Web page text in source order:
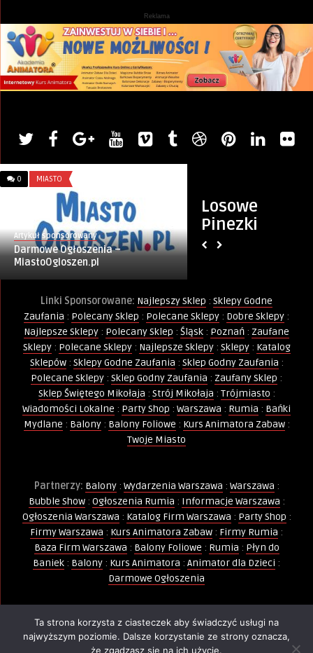
Reklama
Losowe
Pinezki
0 MIASTO
Artykuł sponsorowany
Darmowe Ogłoszenia –
MiastoOgloszen.pl
Linki Sponsorowane: Najlepszy Sklep : Sklepy Godne
Zaufania : Polecany Sklep : Polecane Sklepy : Dobre Sklepy :
Najlepsze Sklepy : Polecany Sklep : Śląsk : Poznań : Zaufane
Sklepy: Polecane Sklepy: Najlepsze Sklepy: Sklepy: Katalog
Sklepów: Sklepy Godne Zaufania : Sklep Godny Zaufania :
Polecane Sklepy : Sklep Godny Zaufania : Zaufany Sklep :
Sklep Świętego Mikołaja : Strój Mikołaja : Trójmiasto :
Wiadomości Lokalne : Party Shop : Warszawa : Rumia : Bańki
Mydlane : Balony: Balony Foliowe : Kurs Animatora Zabaw:
Twoje Miasto
Partnerzy: Balony: Wydarzenia Warszawa : Warszawa :
Bubble Show: Ogłoszenia Rumia : Informacje Warszawa :
Ogłoszenia Warszawa : Katalog Firm Warszawa : Party Shop :
Firmy Warszawa : Kurs Animatora Zabaw : Firmy Rumia :
Baza Firm Warszawa : Balony Foliowe : Rumia : Płyn do
Baniek : Balony : Kurs Animatora : Animator dla Dzieci :
Darmowe Ogłoszenia
Wszelkie Prawa Zastrzeżone - Kopiowanie, powielanie i
wykorzystywanie treści, zdjęć, grafik jest zabronione -
Ta strona korzysta z ciasteczek aby świadczyć usługi na
najwyższym poziomie. Dalsze korzystanie ze strony oznacza,
że zgadzasz się na ich użycie.